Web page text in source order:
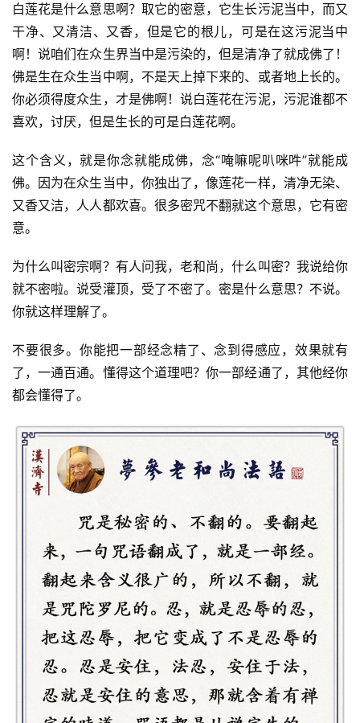
白莲花是什么意思啊？取它的密意，它生长污泥当中，而又
干净、又清洁、又香，但是它的根儿，可是在这污泥当中
啊！说咱们在众生界当中是污染的，但是清净了就成佛了！
佛是生在众生当中啊，不是天上掉下来的、或者地上长的。
你必须得度众生，才是佛啊！说白莲花在污泥，污泥谁都不
喜欢，讨厌，但是生长的可是白莲花啊。
这个含义，就是你念就能成佛，念“唵嘛呢叭咪吽”就能成
佛。因为在众生当中，你独出了，像莲花一样，清净无染、
又香又洁，人人都欢喜。很多密咒不翻就这个意思，它有密
意。
为什么叫密宗啊？有人问我，老和尚，什么叫密？我说给你
就不密啦。说受灌顶，受了不密了。密是什么意思？不说。
你就这样理解了。
不要很多。你能把一部经念精了、念到得感应，效果就有
了，一通百通。懂得这个道理吧？你一部经通了，其他经你
都会懂得了。